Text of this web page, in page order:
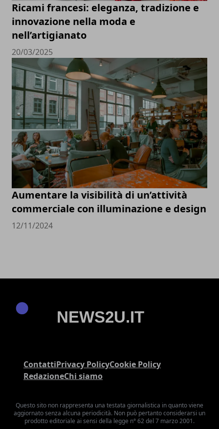
Ricami francesi: eleganza, tradizione e
innovazione nella moda e
nell’artigianato
20/03/2025
Aumentare la visibilità di un’attività
commerciale con illuminazione e design
12/11/2024
ContattiPrivacy PolicyCookie Policy
RedazioneChi siamo
Questo sito non rappresenta una testata giornalistica in quanto viene
aggiornato senza alcuna periodicità. Non può pertanto considerarsi un
prodotto editoriale ai sensi della legge n° 62 del 7 marzo 2001.